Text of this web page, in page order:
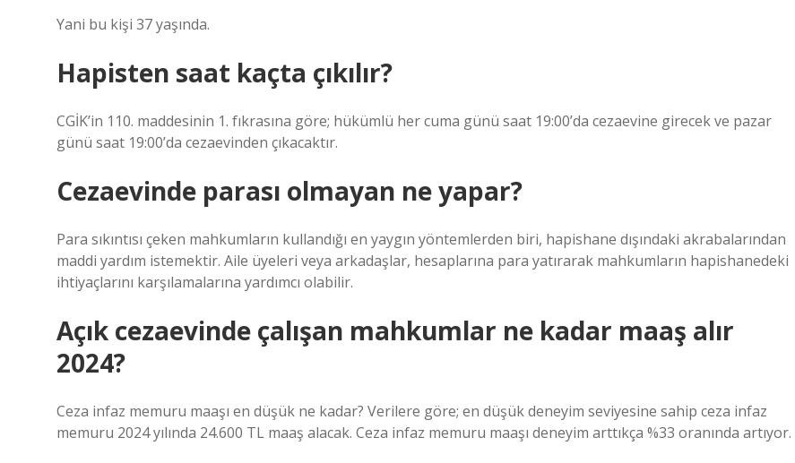
Yani bu kişi 37 yaşında.
Hapisten saat kaçta çıkılır?
CGİK’in 110. maddesinin 1. fıkrasına göre; hükümlü her cuma günü saat 19:00’da cezaevine girecek ve pazar
günü saat 19:00’da cezaevinden çıkacaktır.
Cezaevinde parası olmayan ne yapar?
Para sıkıntısı çeken mahkumların kullandığı en yaygın yöntemlerden biri, hapishane dışındaki akrabalarından
maddi yardım istemektir. Aile üyeleri veya arkadaşlar, hesaplarına para yatırarak mahkumların hapishanedeki
ihtiyaçlarını karşılamalarına yardımcı olabilir.
Açık cezaevinde çalışan mahkumlar ne kadar maaş alır
2024?
Ceza infaz memuru maaşı en düşük ne kadar? Verilere göre; en düşük deneyim seviyesine sahip ceza infaz
memuru 2024 yılında 24.600 TL maaş alacak. Ceza infaz memuru maaşı deneyim arttıkça %33 oranında artıyor.